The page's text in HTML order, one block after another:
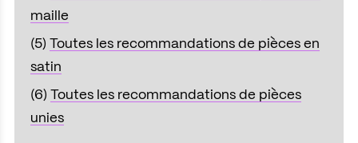
maille
(5) Toutes les recommandations de pièces en
satin
(6) Toutes les recommandations de pièces
unies